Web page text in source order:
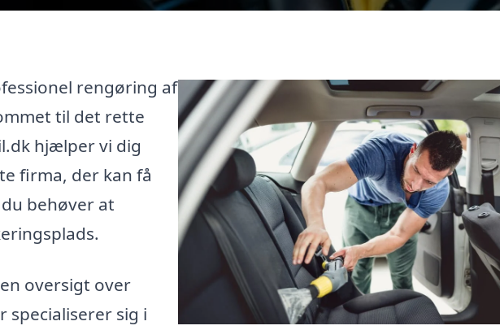
rengøring af
til det rette
hjælper vi dig
firma, der kan få
behøver at
oversigt over
specialiserer sig i